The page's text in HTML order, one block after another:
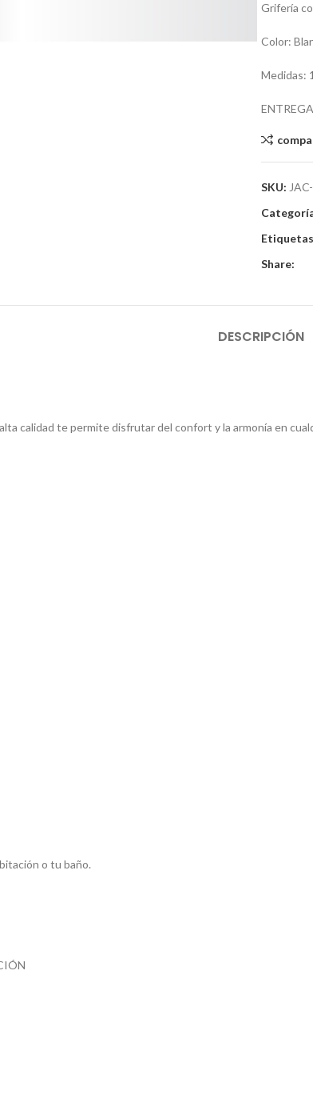
Grifería
Color:
Medidas:
SKU:
Share:
DESCRIPCIÓN
calidad te permite disfrutar del confort y la armonía en
o tu baño.